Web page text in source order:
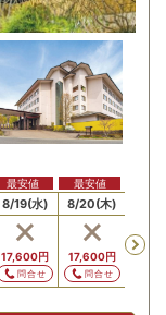
8/19(水)
17,600円
問合せ
最安値
8/20(木)
17,600円
問合せ
最安値